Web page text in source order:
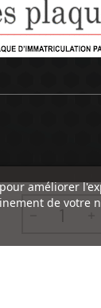
améliorer
de votre